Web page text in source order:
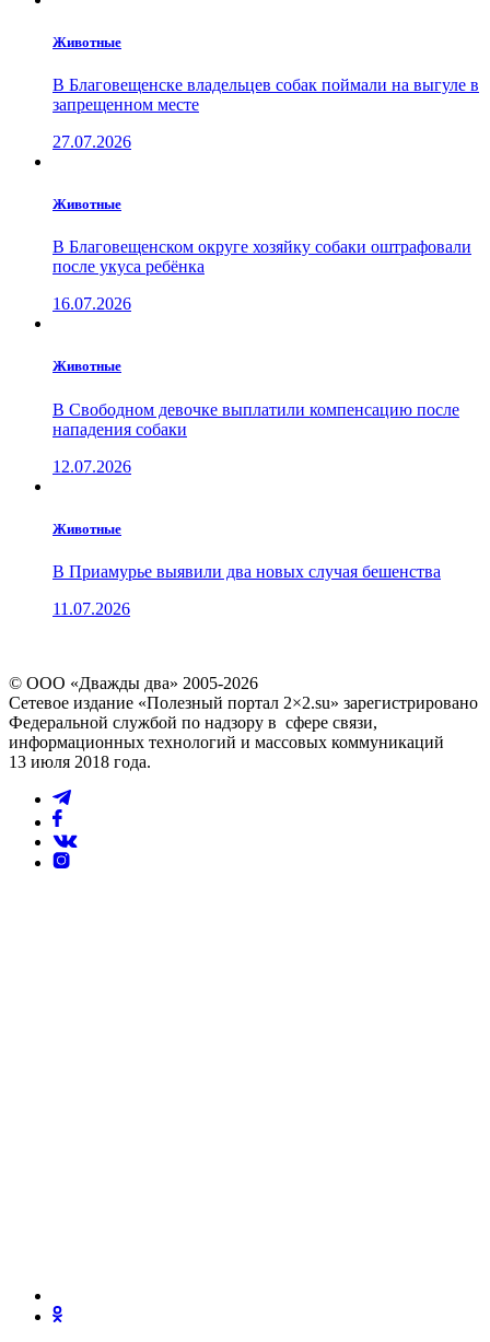
Животные
В Благовещенске владельцев собак поймали на выгуле в
запрещенном месте
27.07.2026
Животные
В Благовещенском округе хозяйку собаки оштрафовали
после укуса ребёнка
16.07.2026
Животные
В Свободном девочке выплатили компенсацию после
нападения собаки
12.07.2026
Животные
В Приамурье выявили два новых случая бешенства
11.07.2026
© ООО «Дважды два» 2005-2026
Сетевое издание «Полезный портал 2×2.su» зарегистрировано
Федеральной службой по надзору в сфере связи,
информационных технологий и массовых коммуникаций
13 июля 2018 года.